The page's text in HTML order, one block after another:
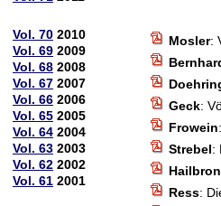
Vol. 70 2010
Vol. 69 2009
Vol. 68 2008
Vol. 67 2007
Vol. 66 2006
Vol. 65 2005
Vol. 64 2004
Vol. 63 2003
Vol. 62 2002
Vol. 61 2001
Mosler:
Geck:
Frowein
Strebel:
Ress: